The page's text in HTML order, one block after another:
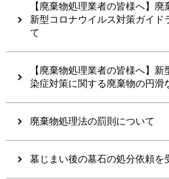
【廃棄物処理業者の皆様へ】
新型コロナウイルス対策ガイド
て
【廃棄物処理業者の皆様へ】
染症対策に関する廃棄物の円滑
廃棄物処理法の罰則について
墓じまい後の墓石の処分依頼を